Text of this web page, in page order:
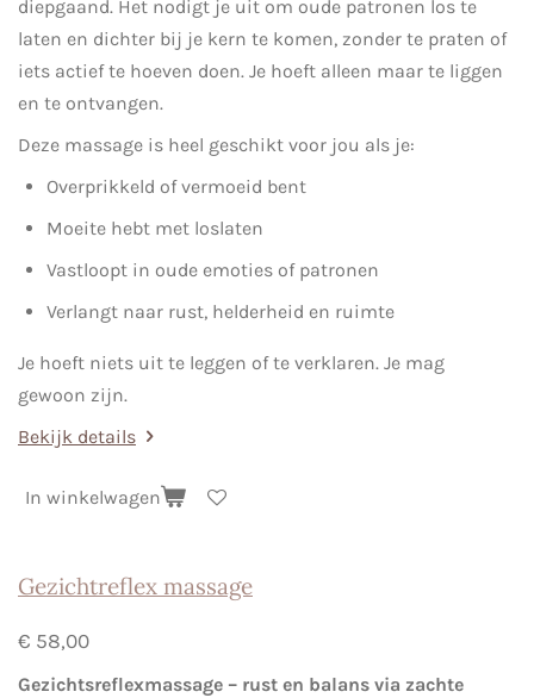
diepgaand. Het nodigt je uit om oude patronen los te
laten en dichter bij je kern te komen, zonder te praten of
iets actief te hoeven doen. Je hoeft alleen maar te liggen
en te ontvangen.
Deze massage is heel geschikt voor jou als je:
Overprikkeld of vermoeid bent
Moeite hebt met loslaten
Vastloopt in oude emoties of patronen
Verlangt naar rust, helderheid en ruimte
Je hoeft niets uit te leggen of te verklaren. Je mag
gewoon zijn.
Bekijk details
In winkelwagen
Gezichtreflex massage
€ 58,00
Gezichtsreflexmassage – rust en balans via zachte